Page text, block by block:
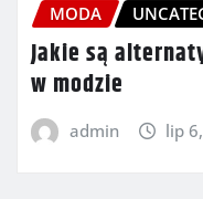
MODA
Jakie są
w modzie
admin lip